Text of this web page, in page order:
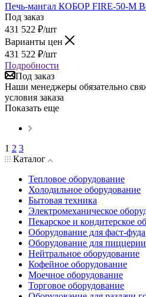
Печь-мангал КОБОР FIRE-50-M
Под заказ
431 522 ₽/шт
Варианты цен
431 522 ₽/шт
Подробности
Под заказ
Наши менеджеры обязательно
условия заказа
Показать еще
1 2 3
Каталог
Тепловое оборудование
Холодильное оборудование
Бытовая техника
Электромеханическое
Пекарское и кондитерское
Оборудование для фаст-фуда
Оборудование для пиццерии
Нейтральное оборудование
Кофейное оборудование
Моечное оборудование
Торговое оборудование